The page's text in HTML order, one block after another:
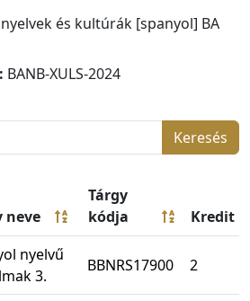
és kultúrák [spanyol] BA
BANB-XULS-2024
Keresés
neve
Tárgy
kódja
Kredit
nyelvű
3.
BBNRS17900 2